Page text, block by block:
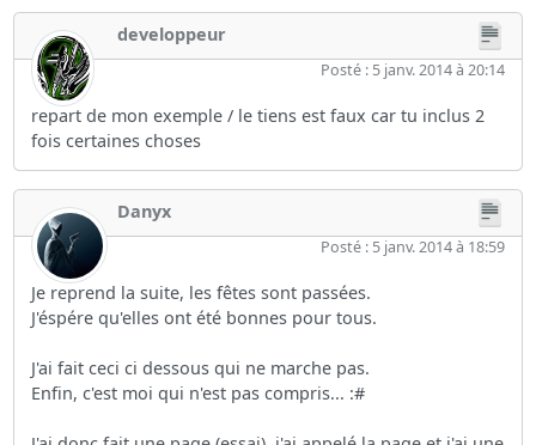
developpeur
Posté : 5 janv. 2014 à 20:14
repart de mon exemple / le tiens est faux car tu inclus 2
fois certaines choses
Danyx
Posté : 5 janv. 2014 à 18:59
Je reprend la suite, les fêtes sont passées.
J'éspére qu'elles ont été bonnes pour tous.
J'ai fait ceci ci dessous qui ne marche pas.
Enfin, c'est moi qui n'est pas compris... :#